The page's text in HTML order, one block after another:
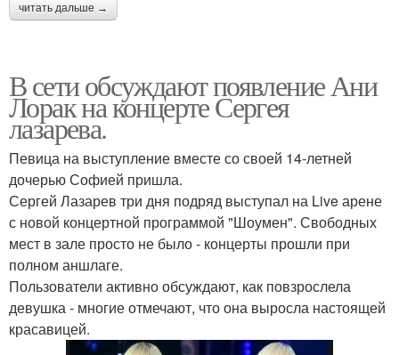
читать дальше →
В сети обсуждают появление Ани
Лорак на концерте Сергея
лазарева.
Певица на выступление вместе со своей 14-летней
дочерью Софией пришла.
Сергей Лазарев три дня подряд выступал на Live арене
с новой концертной программой "Шоумен". Свободных
мест в зале просто не было - концерты прошли при
полном аншлаге.
Пользователи активно обсуждают, как повзрослела
девушка - многие отмечают, что она выросла настоящей
красавицей.